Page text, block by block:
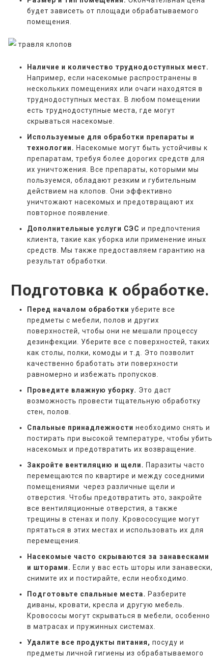
будет зависеть от площади обрабатываемого
помещения.
Наличие и количество труднодоступных мест.
Например, если насекомые распространены в
нескольких помещениях или очаги находятся в
труднодоступных местах. В любом помещении
есть труднодоступные места, где могут
скрываться насекомые.
Используемые для обработки препараты и
технологии. Насекомые могут быть устойчивы к
препаратам, требуя более дорогих средств для
их уничтожения. Все препараты, которыми мы
пользуемся, обладают резким и губительным
действием на клопов. Они эффективно
уничтожают насекомых и предотвращают их
повторное появление.
Дополнительные услуги СЭС и предпочтения
клиента, такие как уборка или применение иных
средств. Мы также предоставляем гарантию на
результат обработки.
Подготовка к обработке.
Перед началом обработки уберите все
предметы с мебели, полов и других
поверхностей, чтобы они не мешали процессу
дезинфекции. Уберите все с поверхностей, таких
как столы, полки, комоды и т.д. Это позволит
качественно бработать эти поверхности
равномерно и избежать пропусков.
Проведите влажную уборку. Это даст
возможность провести тщательную обработку
стен, полов.
Спальные принадлежности необходимо снять и
постирать при высокой температуре, чтобы убить
насекомых и предотвратить их возвращение.
Закройте вентиляцию и щели. Паразиты часто
перемещаются по квартире и между соседними
помещениями через различные щели и
отверстия. Чтобы предотвратить это, закройте
все вентиляционные отверстия, а также
трещины в стенах и полу. Кровососущие могут
прятаться в этих местах и использовать их для
перемещения.
Насекомые часто скрываются за занавесками
и шторами. Если у вас есть шторы или занавески,
снимите их и постирайте, если необходимо.
Подготовьте спальные места. Разберите
диваны, кровати, кресла и другую мебель.
Кровососы могут скрываться в мебели, особенно
в матрасах и пружинных системах.
Удалите все продукты питания, посуду и
предметы личной гигиены из обрабатываемого